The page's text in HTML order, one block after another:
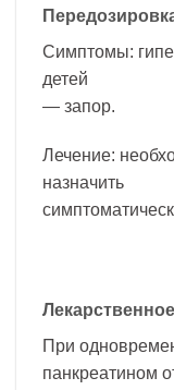
Симптомы:
детей
— запор.
Лечение:
назначить
При
панкреатином